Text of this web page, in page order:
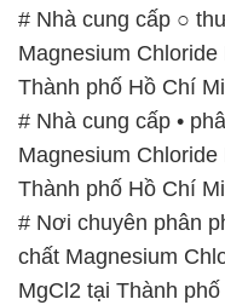
# Nhà cung cấp ○
Magnesium
Thành phố Hồ Chí
# Nhà cung cấp •
Magnesium
Thành phố Hồ Chí
# Nơi chuyên phân
chất Magnesium
MgCl2 tại Thành